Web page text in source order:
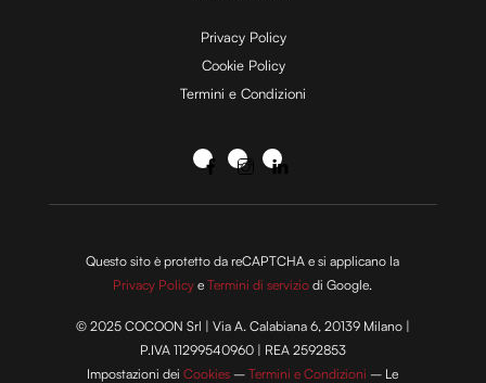
Privacy Policy
Cookie Policy
Termini e Condizioni
Questo sito è protetto da reCAPTCHA e si applicano la
Privacy Policy eTermini di servizio di Google.
© 2025 COCOON Srl | Via A. Calabiana 6, 20139 Milano |
P.IVA 11299540960 | REA 2592853
Impostazioni deiCookies –Termini e Condizioni – Le